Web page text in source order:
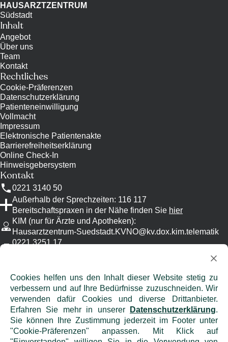
Cookies helfen uns den Inhalt dieser Website stetig zu
verbessern und auf Ihre Bedürfnisse zuzuschneiden. Wir
verwenden dafür Cookies und diverse Drittanbieter.
Erfahren Sie mehr in unserer
Datenschutzerklärung.
Sie können Ihre Zustimmung jederzeit im Footer unter
"Cookie-Präferenzen" anpassen. Mit Klick auf
HAUSARZTZENTRUM
Südstadt
Inhalt
Angebot
Über uns
Team
Kontakt
Rechtliches
Cookie-Präferenzen
Datenschutzerklärung
Patienteneinwilligung
Vollmacht
Impressum
Elektronische Patientenakte
Barrierefreiheitserklärung
Online Check-In
Hinweisgebersystem
Kontakt
0221 3140 50
Außerhalb der Sprechzeiten: 116 117
Bereitschaftspraxen in der Nähe finden Sie hier
KIM (nur für Ärzte und Apotheken):
Hausarztzentrum-Suedstadt.KVNO@kv.dox.kim.telematik
0221 3251 17
Achtung: Emails sind oft unverschlüsselt
und eignen sich daher nicht für die
Übermittlung von vertraulichen
Informationen!